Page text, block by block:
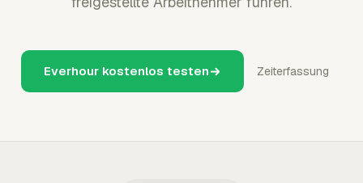
Everhour kostenlos testen Zeiterfassung